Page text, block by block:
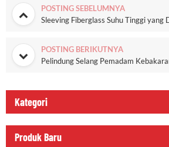
POSTING SEBELUMNYA
Sleeving Fiberglass Suhu Tinggi yang
POSTING BERIKUTNYA
Pelindung Selang Pemadam
Kategori
Produk Baru